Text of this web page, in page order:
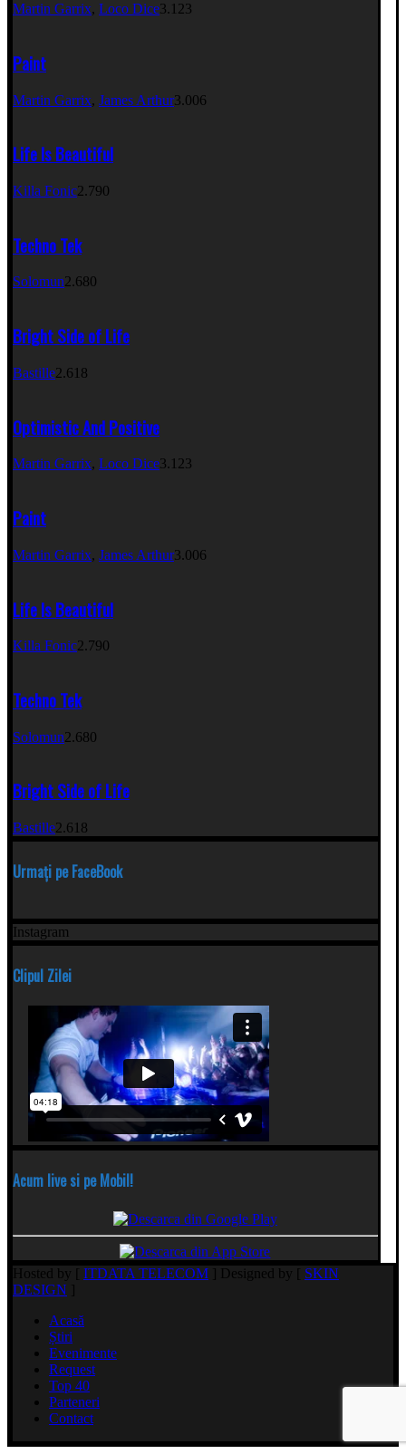
Martin Garrix, Loco Dice3.123
Paint
Martin Garrix, James Arthur3.006
Life Is Beautiful
Killa Fonic2.790
Techno Tek
Solomun2.680
Bright Side of Life
Bastille2.618
Optimistic And Positive
Martin Garrix, Loco Dice3.123
Paint
Martin Garrix, James Arthur3.006
Life Is Beautiful
Killa Fonic2.790
Techno Tek
Solomun2.680
Bright Side of Life
Bastille2.618
Urmați pe FaceBook
Instagram
Clipul Zilei
Acum live si pe Mobil!
Hosted by [ ITDATA TELECOM ] Designed by [ SKIN
DESIGN ]
Acasă
Știri
Evenimente
Request
Top 40
Parteneri
Contact